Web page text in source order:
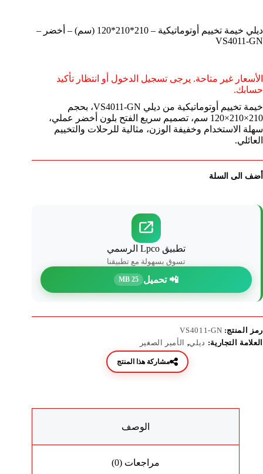
ديلي خيمة تخييم أوتوماتيكية – 210*210*120 (سم) – أخضر –
VS4011-GN
الأسعار غير متاحة. يرجى تسجيل الدخول أو انتظار تأكيد
حسابك.
خيمة تخييم أوتوماتيكية من ديلي VS4011-GN، بحجم
210×210×120 سم، تصميم سريع الفتح بلون أخضر عملي،
سهلة الاستخدام وخفيفة الوزن، مثالية للرحلات والتخييم
العائلي.
أضف الى السلة
تطبيق Lpco الرسمي
تسوق بسهولة مع تطبيقنا
📲 تحميل 25 MB
رمز المنتج: VS4011-GN
العلامة التجارية: ديلي, الأمير الصغير
مشاركة هذا المنتج
الوصف
مراجعات (0)